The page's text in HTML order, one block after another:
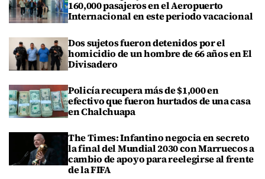
160,000 pasajeros en el Aeropuerto
Internacional en este periodo vacacional
Dos sujetos fueron detenidos por el
homicidio de un hombre de 66 años en El
Divisadero
Policía recupera más de $1,000 en
efectivo que fueron hurtados de una casa
en Chalchuapa
The Times: Infantino negocia en secreto
la final del Mundial 2030 con Marruecos a
cambio de apoyo para reelegirse al frente
de la FIFA